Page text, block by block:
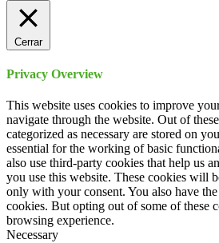
Cerrar
Privacy Overview
This website uses cookies to improve
navigate through the website. Out of
categorized as necessary are stored on
essential for the working of basic
also use third-party cookies that help us
you use this website. These cookies will
only with your consent. You also have
cookies. But opting out of some of these
browsing experience.
Necessary